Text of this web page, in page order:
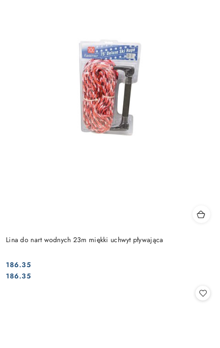
Lina do nart wodnych 23m miękki uchwyt pływająca
Cena:
186.35
Cena:
186.35